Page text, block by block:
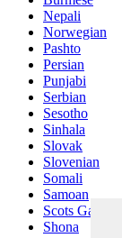
Nepali
Norwegian
Pashto
Persian
Punjabi
Serbian
Sesotho
Sinhala
Slovak
Slovenian
Somali
Samoan
Scots Gaelic
Shona